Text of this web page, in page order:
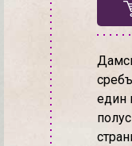
един